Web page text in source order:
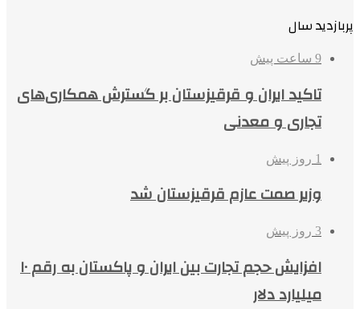
پربازدید سال
9 ساعت پیش
تاکید ایران و قرقیزستان بر گسترش همکاری‌های
تجاری و معدنی
1 روز پیش
وزیر صمت عازم قرقیزستان شد
3 روز پیش
افزایش حجم تجارت بین ایران و پاکستان به رقم ۱۰
میلیارد دلار